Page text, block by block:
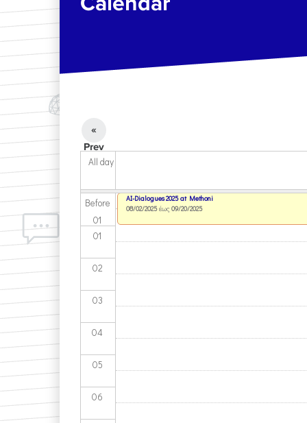
«
Prev
All day
Before
01
01
02
03
04
05
06
AI-Dialogues 2025 at Methoni
08/02/2025έως 09/20/2025